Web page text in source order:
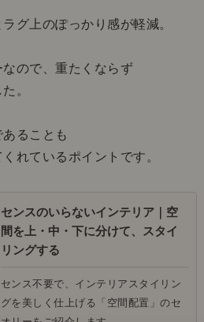
グ上のぽっかり感が軽減。
ので、重たくならず
。
ることも
れているポイントです。
センスのいらないインテリア｜空
間を上・中・下に分けて、スタイ
リングする
センス不要で、インテリアスタイリン
グを美しく仕上げる「空間配置」のセ